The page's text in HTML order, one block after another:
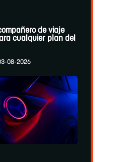
de viaje
cualquier plan del
08-2026